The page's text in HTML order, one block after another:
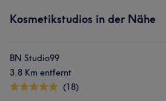
Kosmetikstudios in der Nähe
BN Studio99
3,8 Km entfernt
(18)